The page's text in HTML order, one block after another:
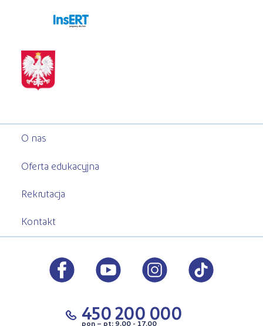
programy dla firm
O nas
Oferta edukacyjna
Rekrutacja
Kontakt
450 200 000
pon – pt: 9.00 - 17.00